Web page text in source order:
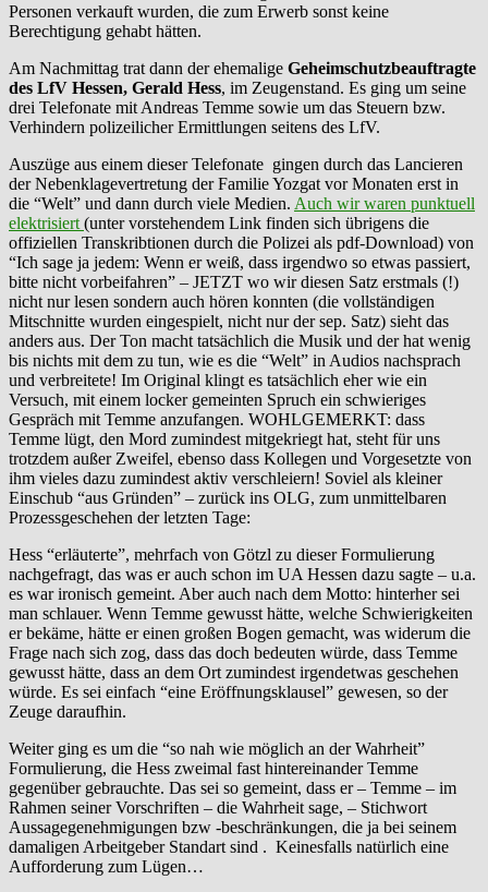
Personen verkauft wurden, die zum Erwerb sonst keine
Berechtigung gehabt hätten.
Am Nachmittag trat dann der ehemalige Geheimschutzbeauftragte
des LfV Hessen, Gerald Hess, im Zeugenstand. Es ging um seine
drei Telefonate mit Andreas Temme sowie um das Steuern bzw.
Verhindern polizeilicher Ermittlungen seitens des LfV.
Auszüge aus einem dieser Telefonate gingen durch das Lancieren
der Nebenklagevertretung der Familie Yozgat vor Monaten erst in
die “Welt” und dann durch viele Medien. Auch wir waren punktuell
elektrisiert (unter vorstehendem Link finden sich übrigens die
offiziellen Transkribtionen durch die Polizei als pdf-Download) von
“Ich sage ja jedem: Wenn er weiß, dass irgendwo so etwas passiert,
bitte nicht vorbeifahren” – JETZT wo wir diesen Satz erstmals (!)
nicht nur lesen sondern auch hören konnten (die vollständigen
Mitschnitte wurden eingespielt, nicht nur der sep. Satz) sieht das
anders aus. Der Ton macht tatsächlich die Musik und der hat wenig
bis nichts mit dem zu tun, wie es die “Welt” in Audios nachsprach
und verbreitete! Im Original klingt es tatsächlich eher wie ein
Versuch, mit einem locker gemeinten Spruch ein schwieriges
Gespräch mit Temme anzufangen. WOHLGEMERKT: dass
Temme lügt, den Mord zumindest mitgekriegt hat, steht für uns
trotzdem außer Zweifel, ebenso dass Kollegen und Vorgesetzte von
ihm vieles dazu zumindest aktiv verschleiern! Soviel als kleiner
Einschub “aus Gründen” – zurück ins OLG, zum unmittelbaren
Prozessgeschehen der letzten Tage:
Hess “erläuterte”, mehrfach von Götzl zu dieser Formulierung
nachgefragt, das was er auch schon im UA Hessen dazu sagte – u.a.
es war ironisch gemeint. Aber auch nach dem Motto: hinterher sei
man schlauer. Wenn Temme gewusst hätte, welche Schwierigkeiten
er bekäme, hätte er einen großen Bogen gemacht, was widerum die
Frage nach sich zog, dass das doch bedeuten würde, dass Temme
gewusst hätte, dass an dem Ort zumindest irgendetwas geschehen
würde. Es sei einfach “eine Eröffnungsklausel” gewesen, so der
Zeuge daraufhin.
Weiter ging es um die “so nah wie möglich an der Wahrheit”
Formulierung, die Hess zweimal fast hintereinander Temme
gegenüber gebrauchte. Das sei so gemeint, dass er – Temme – im
Rahmen seiner Vorschriften – die Wahrheit sage, – Stichwort
Aussagegenehmigungen bzw -beschränkungen, die ja bei seinem
damaligen Arbeitgeber Standart sind . Keinesfalls natürlich eine
Aufforderung zum Lügen…